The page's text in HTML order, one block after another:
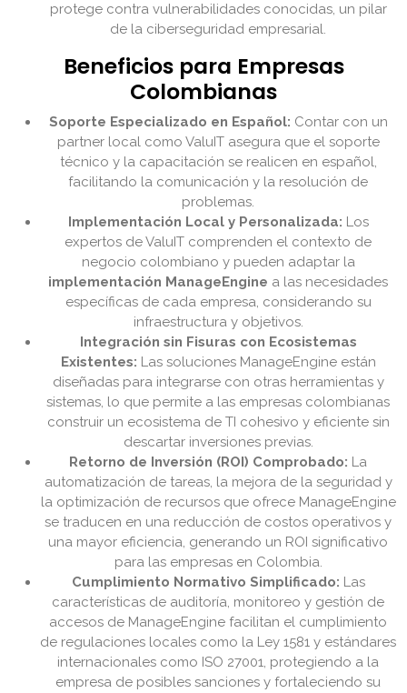
protege contra vulnerabilidades conocidas, un pilar
de la ciberseguridad empresarial.
Beneficios para Empresas
Colombianas
Soporte Especializado en Español: Contar con un
partner local como ValuIT asegura que el soporte
técnico y la capacitación se realicen en español,
facilitando la comunicación y la resolución de
problemas.
Implementación Local y Personalizada: Los
expertos de ValuIT comprenden el contexto de
negocio colombiano y pueden adaptar la
implementación ManageEngine a las necesidades
específicas de cada empresa, considerando su
infraestructura y objetivos.
Integración sin Fisuras con Ecosistemas
Existentes: Las soluciones ManageEngine están
diseñadas para integrarse con otras herramientas y
sistemas, lo que permite a las empresas colombianas
construir un ecosistema de TI cohesivo y eficiente sin
descartar inversiones previas.
Retorno de Inversión (ROI) Comprobado: La
automatización de tareas, la mejora de la seguridad y
la optimización de recursos que ofrece ManageEngine
se traducen en una reducción de costos operativos y
una mayor eficiencia, generando un ROI significativo
para las empresas en Colombia.
Cumplimiento Normativo Simplificado: Las
características de auditoría, monitoreo y gestión de
accesos de ManageEngine facilitan el cumplimiento
de regulaciones locales como la Ley 1581 y estándares
internacionales como ISO 27001, protegiendo a la
empresa de posibles sanciones y fortaleciendo su